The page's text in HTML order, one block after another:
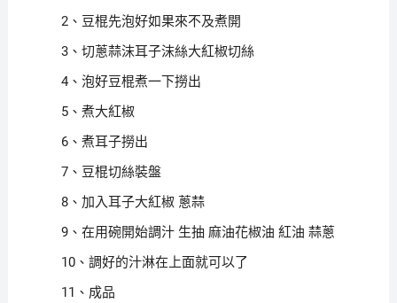
2、豆棍先泡好如果來不及煮開
3、切蔥蒜沫耳子沫絲大紅椒切絲
4、泡好豆棍煮一下撈出
5、煮大紅椒
6、煮耳子撈出
7、豆棍切絲裝盤
8、加入耳子大紅椒 蔥蒜
9、在用碗開始調汁 生抽 麻油花椒油 紅油 蒜蔥
10、調好的汁淋在上面就可以了
11、成品